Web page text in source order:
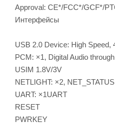
Approval: CE*/FCC*/GCF*/
Интерфейсы
USB 2.0 Device: High Speed,
PCM: ×1, Digital Audio
USIM 1.8V/3V
NETLIGHT: ×2,
UART: ×1UART
RESET
PWRKEY